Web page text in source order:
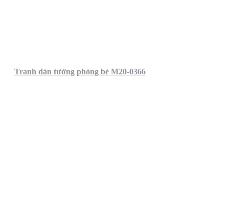
Tranh dán tường phòng bé M20-0366